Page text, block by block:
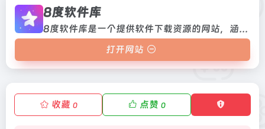
8度软件库
8度软件库是一个提供软件下载资源的网站，涵盖科学上网工具、影视应用、TV软件等类别，并设有搜索、近期文章和标签云等功能。
打开网站
收藏 0 点赞 0